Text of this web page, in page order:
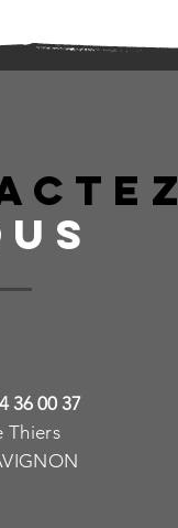
36 00 37
Thiers